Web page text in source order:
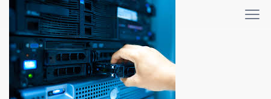
WHMCS-bridge